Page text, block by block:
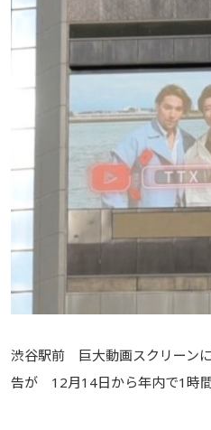
渋谷駅前 巨大動画スクリーン
告が 12月14日から年内で1時間